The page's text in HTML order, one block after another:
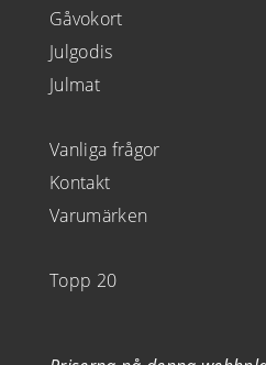
Gåvokort
Julgodis
Julmat
Vanliga frågor
Kontakt
Varumärken
Topp 20